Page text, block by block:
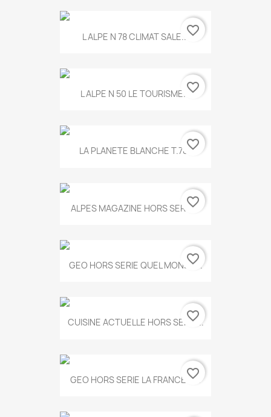
L ALPE N 78 CLIMAT SALE...favorite_border
L ALPE N 50 LE TOURISME...favorite_border
LA PLANETE BLANCHE T.785favorite_border
ALPES MAGAZINE HORS SERIE...
favorite_border
GEO HORS SERIE QUEL MONDE...
favorite_border
CUISINE ACTUELLE HORS SERIE...
favorite_border
GEO HORS SERIE LA FRANCE A...
favorite_border